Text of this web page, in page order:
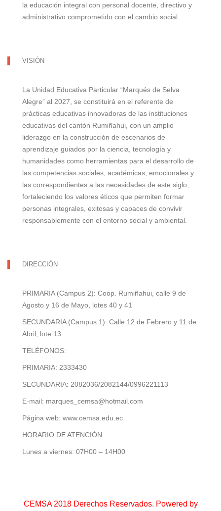
la educación integral con personal docente, directivo y
administrativo comprometido con el cambio social.
VISIÓN
La Unidad Educativa Particular “Marqués de Selva
Alegre” al 2027, se constituirá en el referente de
prácticas educativas innovadoras de las instituciones
educativas del cantón Rumiñahui, con un amplio
liderazgo en la construcción de escenarios de
aprendizaje guiados por la ciencia, tecnología y
humanidades como herramientas para el desarrollo de
las competencias sociales, académicas, emocionales y
las correspondientes a las necesidades de este siglo,
fortaleciendo los valores éticos que permiten formar
personas integrales, exitosas y capaces de convivir
responsablemente con el entorno social y ambiental.
DIRECCIÓN
PRIMARIA (Campus 2): Coop. Rumiñahui, calle 9 de
Agosto y 16 de Mayo, lotes 40 y 41
SECUNDARIA (Campus 1): Calle 12 de Febrero y 11 de
Abril, lote 13
TELÉFONOS:
PRIMARIA: 2333430
SECUNDARIA: 2082036/2082144/0996221113
E-mail: marques_cemsa@hotmail.com
Página web: www.cemsa.edu.ec
HORARIO DE ATENCIÓN:
Lunes a viernes: 07H00 – 14H00
CEMSA 2018 Derechos Reservados. Powered by